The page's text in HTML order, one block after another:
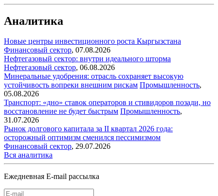
Аналитика
Новые центры инвестиционного роста Кыргызстана
Финансовый сектор, 07.08.2026
Нефтегазовый сектор: внутри идеального шторма
Нефтегазовый сектор, 06.08.2026
Минеральные удобрения: отрасль сохраняет высокую
устойчивость вопреки внешним рискам Промышленность,
05.08.2026
Транспорт: «дно» ставок операторов и стивидоров позади, но
восстановление не будет быстрым Промышленность,
31.07.2026
Рынок долгового капитала за II квартал 2026 года:
осторожный оптимизм сменился пессимизмом
Финансовый сектор, 29.07.2026
Вся аналитика
Ежедневная E-mail рассылка